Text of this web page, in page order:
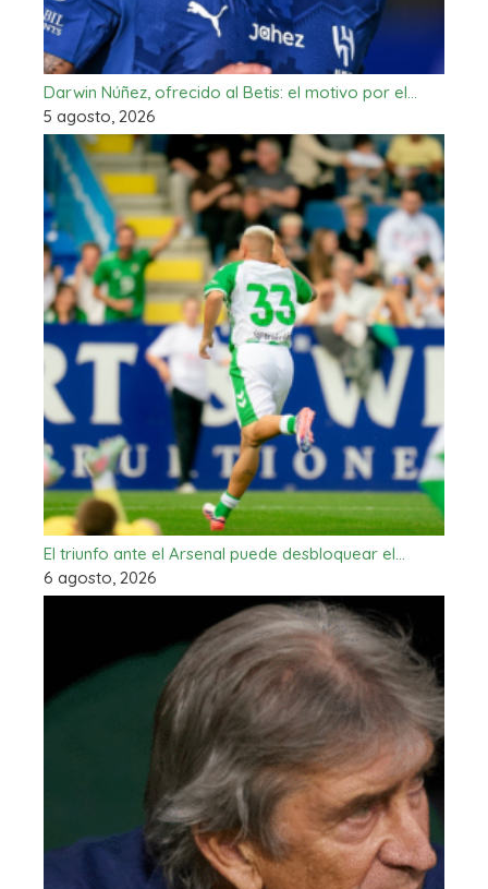
Darwin Núñez, ofrecido al Betis: el motivo por el…
5 agosto, 2026
El triunfo ante el Arsenal puede desbloquear el…
6 agosto, 2026